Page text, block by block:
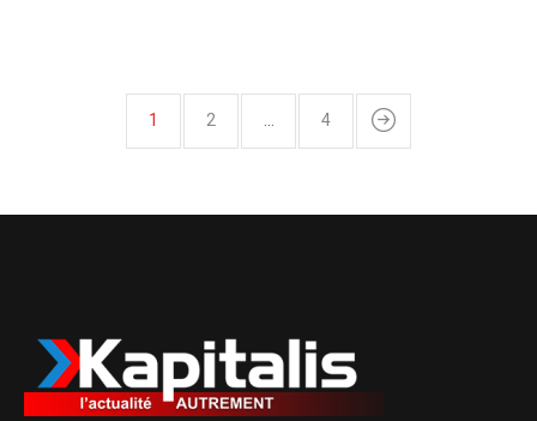
1 2 … 4